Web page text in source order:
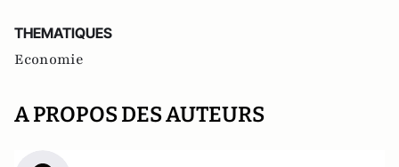
THEMATIQUES
Economie
A PROPOS DES AUTEURS